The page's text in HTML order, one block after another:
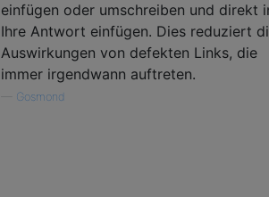
einfügen oder umschreiben und direkt
Ihre Antwort einfügen. Dies reduziert
Auswirkungen von defekten Links, die
immer irgendwann auftreten.
Gosmond